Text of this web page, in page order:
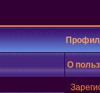
О